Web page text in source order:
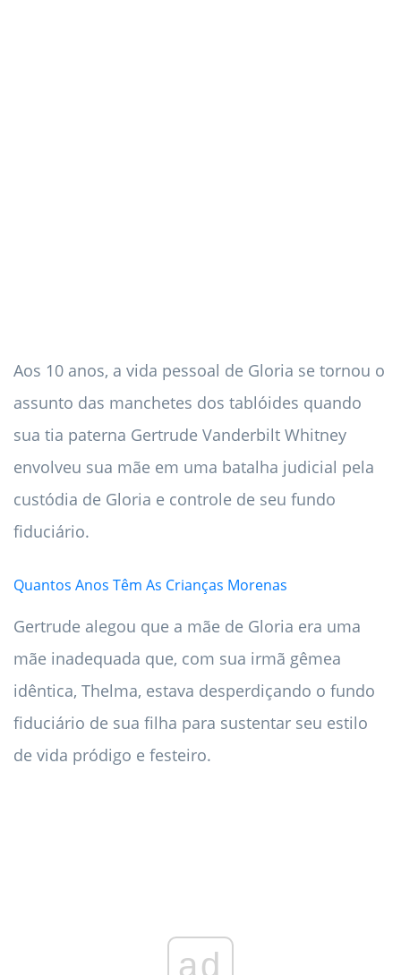
Aos 10 anos, a vida pessoal de Gloria se tornou o
assunto das manchetes dos tablóides quando
sua tia paterna Gertrude Vanderbilt Whitney
envolveu sua mãe em uma batalha judicial pela
custódia de Gloria e controle de seu fundo
fiduciário.
Quantos Anos Têm As Crianças Morenas
Gertrude alegou que a mãe de Gloria era uma
mãe inadequada que, com sua irmã gêmea
idêntica, Thelma, estava desperdiçando o fundo
fiduciário de sua filha para sustentar seu estilo
de vida pródigo e festeiro.
ad